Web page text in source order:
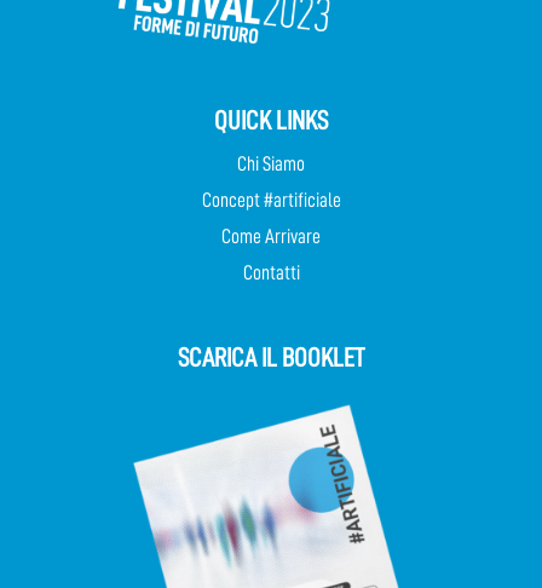
QUICK LINKS
Chi Siamo
Concept #artificiale
Come Arrivare
Contatti
SCARICA IL BOOKLET